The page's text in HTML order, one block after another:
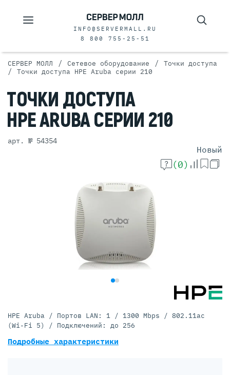
INFO@SERVERMALL.RU
8 800 755-25-51
СЕРВЕР МОЛЛ / Сетевое оборудование / Точки доступа
/ Точки доступа HPE Aruba серии 210
ТОЧКИ ДОСТУПА
HPE ARUBAСЕРИИ 210
арт. № 54354
Новый
(0)
HPE Aruba / Портов LAN: 1 / 1300 Mbps / 802.11ac
(Wi-Fi 5) / Подключений: до 256
Подробные характеристики